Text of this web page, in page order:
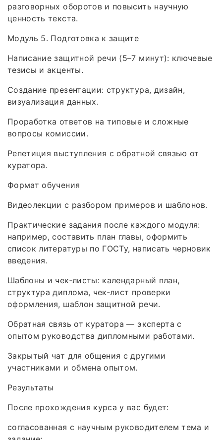
разговорных оборотов и повысить научную
ценность текста.
Модуль 5. Подготовка к защите
Написание защитной речи (5–7 минут): ключевые
тезисы и акценты.
Создание презентации: структура, дизайн,
визуализация данных.
Проработка ответов на типовые и сложные
вопросы комиссии.
Репетиция выступления с обратной связью от
куратора.
Формат обучения
Видеолекции с разбором примеров и шаблонов.
Практические задания после каждого модуля:
например, составить план главы, оформить
список литературы по ГОСТу, написать черновик
введения.
Шаблоны и чек‑листы: календарный план,
структура диплома, чек‑лист проверки
оформления, шаблон защитной речи.
Обратная связь от куратора — эксперта с
опытом руководства дипломными работами.
Закрытый чат для общения с другими
участниками и обмена опытом.
Результаты
После прохождения курса у вас будет:
согласованная с научным руководителем тема и